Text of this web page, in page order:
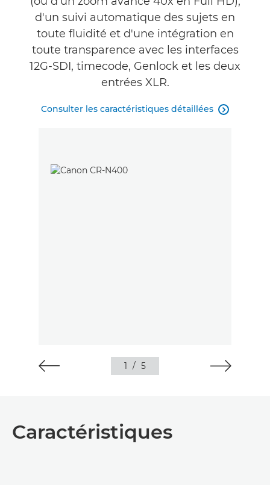
d'un suivi automatique des sujets en
toute fluidité et d'une intégration en
toute transparence avec les interfaces
12G-SDI, timecode, Genlock et les deux
entrées XLR.
Consulter les caractéristiques détaillées 
1 / 5
Caractéristiques